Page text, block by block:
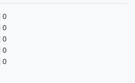
0
0
0
0
0